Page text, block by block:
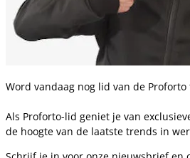
Word vandaag nog lid van de
Als Proforto-lid geniet je van
de hoogte van de laatste trends in